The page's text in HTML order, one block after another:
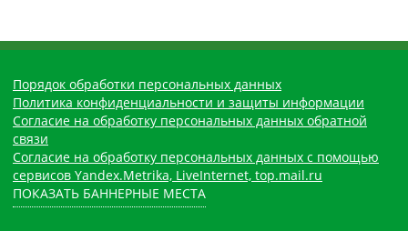
Порядок обработки персональных данных
Политика конфиденциальности и защиты информации
Согласие на обработку персональных данных обратной
связи
Согласие на обработку персональных данных с помощью
сервисов Yandex.Metrika, LiveInternet, top.mail.ru
ПОКАЗАТЬ БАННЕРНЫЕ МЕСТА